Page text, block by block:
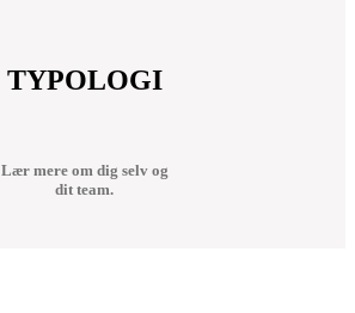
TYPOLOGI
Lær mere om dig selv og
dit team.